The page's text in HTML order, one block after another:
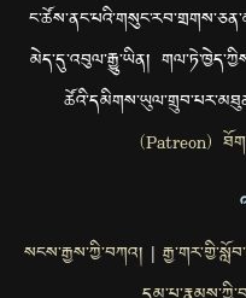
མེད་དུ་འབུལ་རྒྱུ་ཡིན།
(Patreon)
སངས་རྒྱས་ཀྱི་བཀའ།